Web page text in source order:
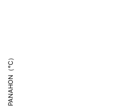
PANAHON（°C）